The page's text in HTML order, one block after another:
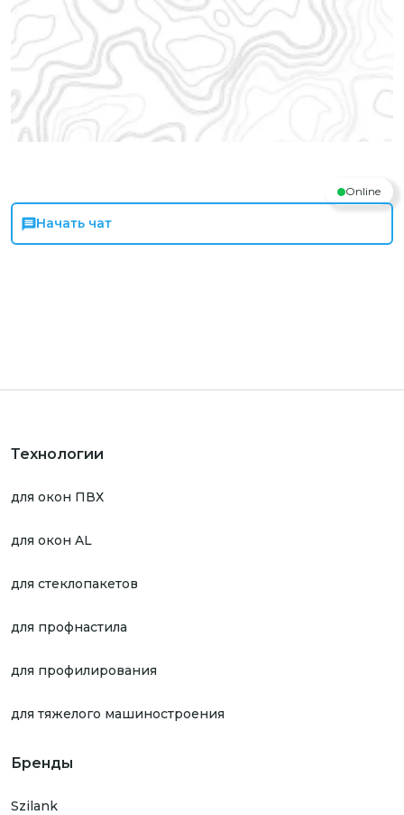
Online
Начать чат
Технологии
для окон ПВХ
для окон AL
для стеклопакетов
для профнастила
для профилирования
для тяжелого машиностроения
Бренды
Szilank